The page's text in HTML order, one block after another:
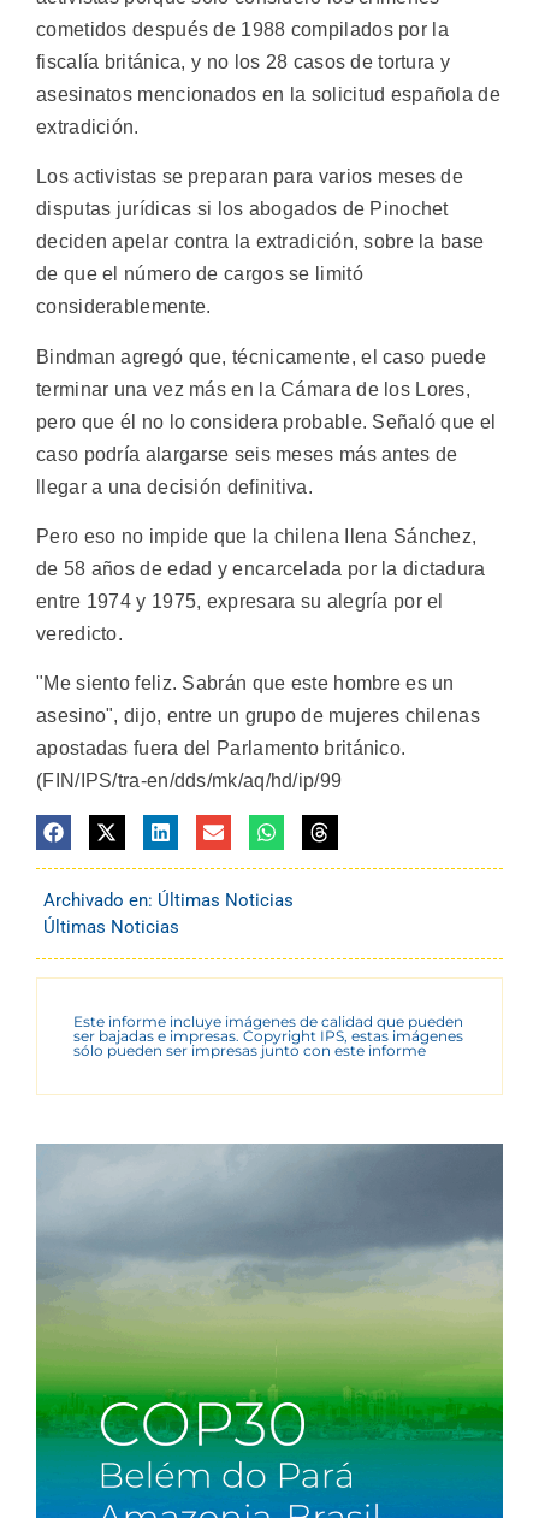
cometidos después de 1988 compilados por la
fiscalía británica, y no los 28 casos de tortura y
asesinatos mencionados en la solicitud española de
extradición.
Los activistas se preparan para varios meses de
disputas jurídicas si los abogados de Pinochet
deciden apelar contra la extradición, sobre la base
de que el número de cargos se limitó
considerablemente.
Bindman agregó que, técnicamente, el caso puede
terminar una vez más en la Cámara de los Lores,
pero que él no lo considera probable. Señaló que el
caso podría alargarse seis meses más antes de
llegar a una decisión definitiva.
Pero eso no impide que la chilena Ilena Sánchez,
de 58 años de edad y encarcelada por la dictadura
entre 1974 y 1975, expresara su alegría por el
veredicto.
"Me siento feliz. Sabrán que este hombre es un
asesino", dijo, entre un grupo de mujeres chilenas
apostadas fuera del Parlamento británico.
(FIN/IPS/tra-en/dds/mk/aq/hd/ip/99
Archivado en: Últimas Noticias
Últimas Noticias
Este informe incluye imágenes de calidad que pueden
ser bajadas e impresas. Copyright IPS, estas imágenes
sólo pueden ser impresas junto con este informe